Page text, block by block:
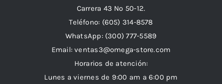
Carrera 43 Nº 50-12.
Teléfono: (605) 314-8578
WhatsApp: (300) 777-5589
Email: ventas3@omega-store.com
Horarios de atención:
Lunes a viernes de 9:00 am a 6:00 pm